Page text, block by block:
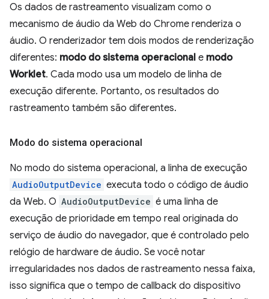
Os dados de rastreamento visualizam como o
mecanismo de áudio da Web do Chrome renderiza o
áudio. O renderizador tem dois modos de renderização
diferentes: modo do sistema operacional e modo
Worklet. Cada modo usa um modelo de linha de
execução diferente. Portanto, os resultados do
rastreamento também são diferentes.
Modo do sistema operacional
No modo do sistema operacional, a linha de execução
AudioOutputDevice executa todo o código de áudio
da Web. O AudioOutputDevice é uma linha de
execução de prioridade em tempo real originada do
serviço de áudio do navegador, que é controlado pelo
relógio de hardware de áudio. Se você notar
irregularidades nos dados de rastreamento nessa faixa,
isso significa que o tempo de callback do dispositivo